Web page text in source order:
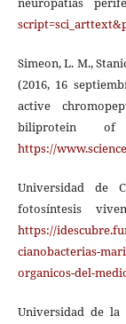
Simeon, L. M.,
(2016, 16
active
biliprotein of
https://
Universidad de
fotosíntesis
https://
cianobacterias-
organicos-del-
Universidad de la